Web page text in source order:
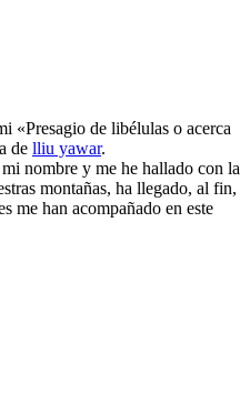
«Presagio de libélulas o acerca
de lliu yawar.
nombre y me he hallado con la
montañas, ha llegado, al fin,
me han acompañado en este